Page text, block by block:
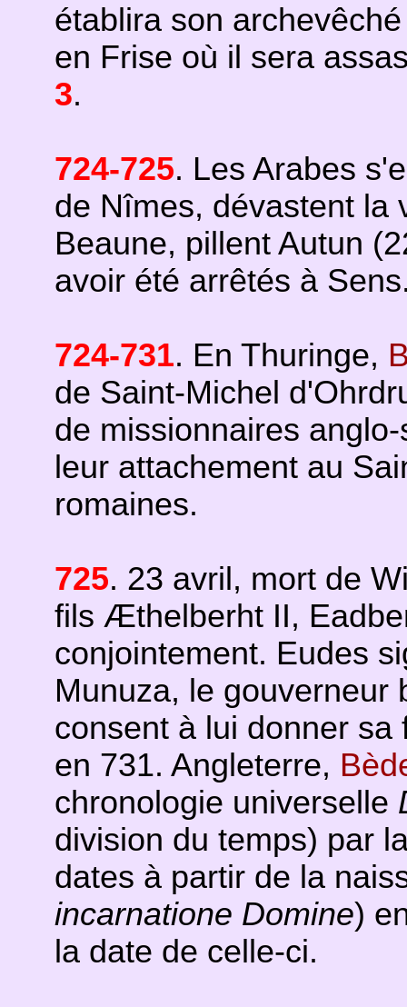
établira son
en Frise où il sera
3.
724-725. Les Arabes
de Nîmes, dévastent la
Beaune, pillent Autun
avoir été arrêtés à
724-731. En Thuringe,
de Saint-Michel
de missionnaires
leur attachement au
romaines.
725. 23 avril, mort de
fils Æthelberht II,
conjointement. Eudes
Munuza, le gouverneur
consent à lui donner
en 731. Angleterre,
chronologie universelle
division du temps) par
dates à partir de la
incarnatione Domine)
la date de celle-ci.